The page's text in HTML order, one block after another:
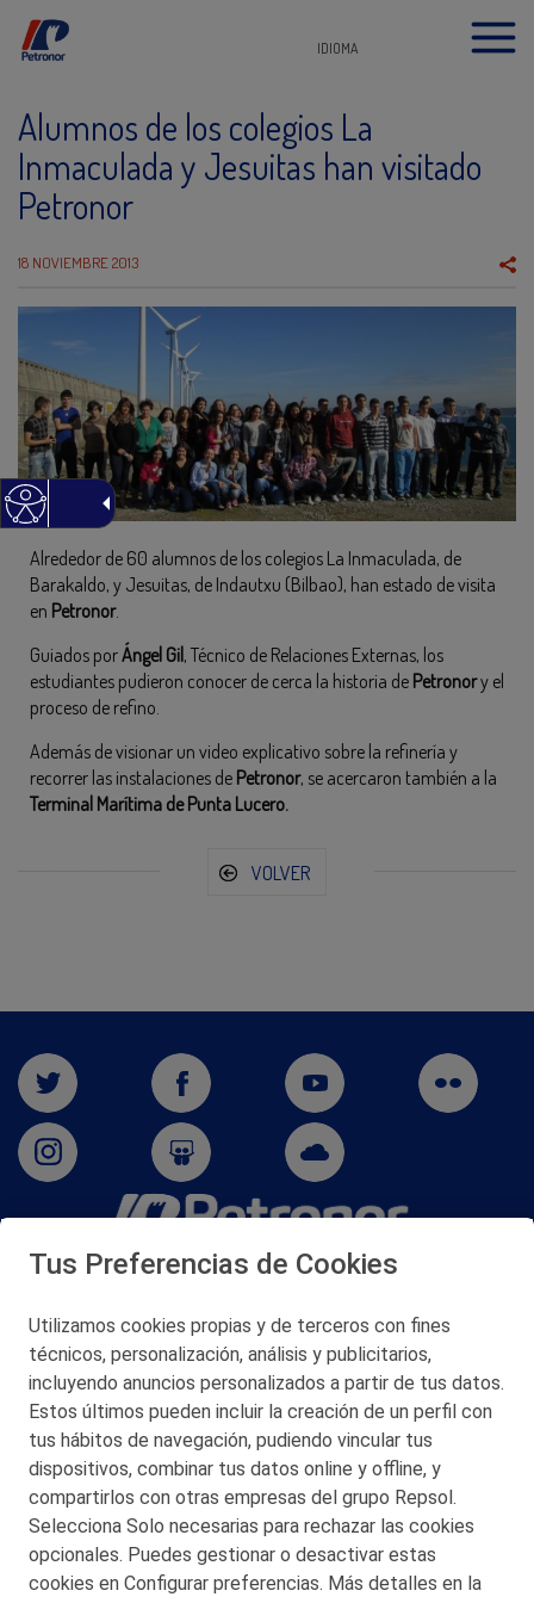
IDIOMA
Alumnos de los colegios La
Inmaculada y Jesuitas han visitado
Petronor
18 NOVIEMBRE 2013
Alrededor de 60 alumnos de los colegios La Inmaculada, de
Barakaldo, y Jesuitas, de Indautxu (Bilbao), han estado de visita
en Petronor.
Guiados porÁngel Gil, Técnico de Relaciones Externas, los
estudiantes pudieron conocer de cerca la historia de Petronory el
proceso de refino.
Además de visionar un video explicativo sobre la refinería y
recorrer las instalaciones de Petronor, se acercaron también a la
Terminal Marítima de Punta Lucero.
VOLVER
San Martín 5-Edificio Muñatones,
© 2026 Petronor S.A.
CONTACTO
MAPA WEB
POLITICA DE PRIVACIDAD
Tus Preferencias de Cookies
Utilizamos cookies propias y de terceros con fines
técnicos, personalización, análisis y publicitarios,
incluyendo anuncios personalizados a partir de tus datos.
Estos últimos pueden incluir la creación de un perfil con
tus hábitos de navegación, pudiendo vincular tus
dispositivos, combinar tus datos online y offline, y
compartirlos con otras empresas del grupo Repsol.
Selecciona Solo necesarias para rechazar las cookies
opcionales. Puedes gestionar o desactivar estas
cookies en Configurar preferencias. Más detalles en la